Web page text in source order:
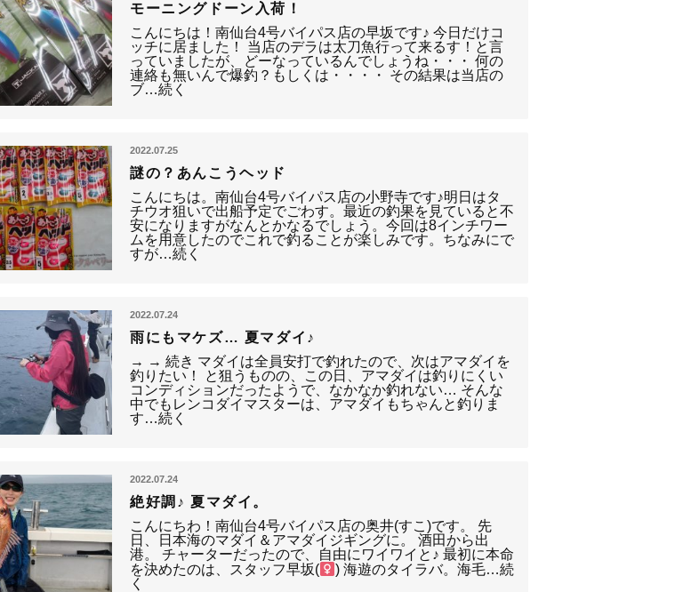
モーニングドーン入荷！
こんにちは！南仙台4号バイパス店の早坂です♪ 今日だけコ
ッチに居ました！ 当店のデラは太刀魚行って来るす！と言
っていましたが、どーなっているんでしょうね・・・ 何の
連絡も無いんで爆釣？もしくは・・・・ その結果は当店の
ブ…続く
2022.07.25
謎の？あんこうヘッド
こんにちは。南仙台4号バイパス店の小野寺です♪明日はタ
チウオ狙いで出船予定でごわす。最近の釣果を見ていると不
安になりますがなんとかなるでしょう。今回は8インチワー
ムを用意したのでこれで釣ることが楽しみです。ちなみにで
すが…続く
2022.07.24
雨にもマケズ… 夏マダイ♪
→ → 続き マダイは全員安打で釣れたので、次はアマダイを
釣りたい！ と狙うものの、この日、アマダイは釣りにくい
コンディションだったようで、なかなか釣れない… そんな
中でもレンコダイマスターは、アマダイもちゃんと釣りま
す…続く
2022.07.24
絶好調♪ 夏マダイ。
こんにちわ！南仙台4号バイパス店の奥井(すこ)です。 先
日、日本海のマダイ＆アマダイジギングに。 酒田から出
港。 チャーターだったので、自由にワイワイと♪ 最初に本命
を決めたのは、スタッフ早坂(
) 海遊のタイラバ。海毛…続
く